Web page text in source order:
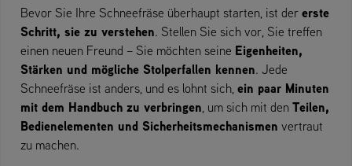
Bevor Sie Ihre Schneefräse überhaupt starten, ist der erste
Schritt, sie zu verstehen. Stellen Sie sich vor, Sie treffen
einen neuen Freund – Sie möchten seine Eigenheiten,
Stärken und mögliche Stolperfallen kennen. Jede
Schneefräse ist anders, und es lohnt sich, ein paar Minuten
mit dem Handbuch zu verbringen , um sich mit den Teilen,
Bedienelementen und Sicherheitsmechanismen vertraut
zu machen.